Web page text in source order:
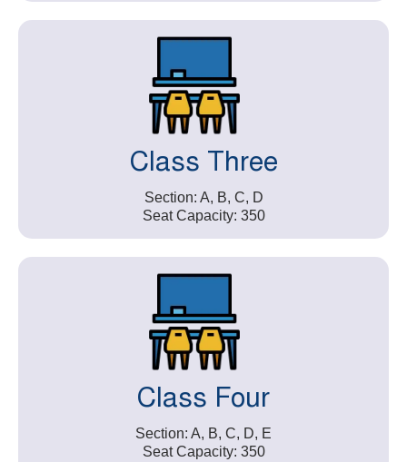
Class Three
Section: A, B, C, D
Seat Capacity: 350
Class Four
Section: A, B, C, D, E
Seat Capacity: 350